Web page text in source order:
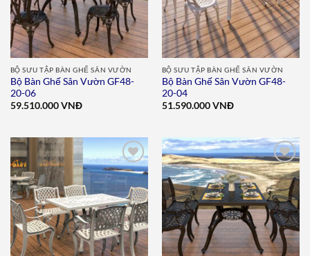
BỘ SƯU TẬP BÀN GHẾ SÂN VƯỜN
Bộ Bàn Ghế Sân Vườn GF48-
20-06
59.510.000VNĐ
BỘ SƯU TẬP BÀN GHẾ SÂN VƯỜN
Bộ Bàn Ghế Sân Vườn GF48-
20-04
51.590.000VNĐ
Add to
wishlist
Add to
wishlist